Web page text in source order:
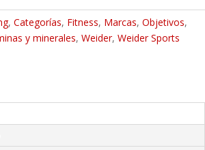
, Categorías, Fitness, Marcas, Objetivos,
y minerales, Weider, Weider Sports